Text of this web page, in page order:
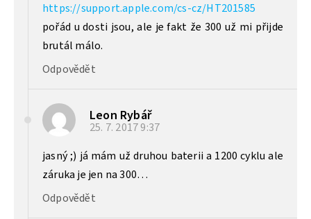
https://support.apple.com/cs-cz/HT201585
pořád u dosti jsou, ale je fakt že 300 už mi přijde
brutál málo.
Odpovědět
Leon Rybář
25. 7. 20179:37
jasný ;) já mám už druhou baterii a 1200 cyklu ale
záruka je jen na 300…
Odpovědět